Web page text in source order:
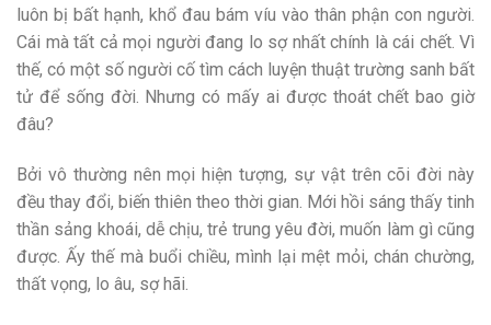
luôn bị bất hạnh, khổ đau bám víu vào thân phận con người.
Cái mà tất cả mọi người đang lo sợ nhất chính là cái chết. Vì
thế, có một số người cố tìm cách luyện thuật trường sanh bất
tử để sống đời. Nhưng có mấy ai được thoát chết bao giờ
đâu?
Bởi vô thường nên mọi hiện tượng, sự vật trên cõi đời này
đều thay đổi, biến thiên theo thời gian. Mới hồi sáng thấy tinh
thần sảng khoái, dễ chịu, trẻ trung yêu đời, muốn làm gì cũng
được. Ấy thế mà buổi chiều, mình lại mệt mỏi, chán chường,
thất vọng, lo âu, sợ hãi.